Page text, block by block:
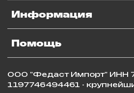
Информация
Помощь
ООО "Федаст Импорт" ИНН
1197746494461 -